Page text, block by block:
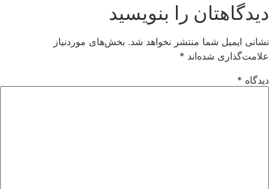
دیدگاهتان را بنویسید
نشانی ایمیل شما منتشر نخواهد شد. بخش‌های موردنیاز
علامت‌گذاری شده‌اند *
دیدگاه *